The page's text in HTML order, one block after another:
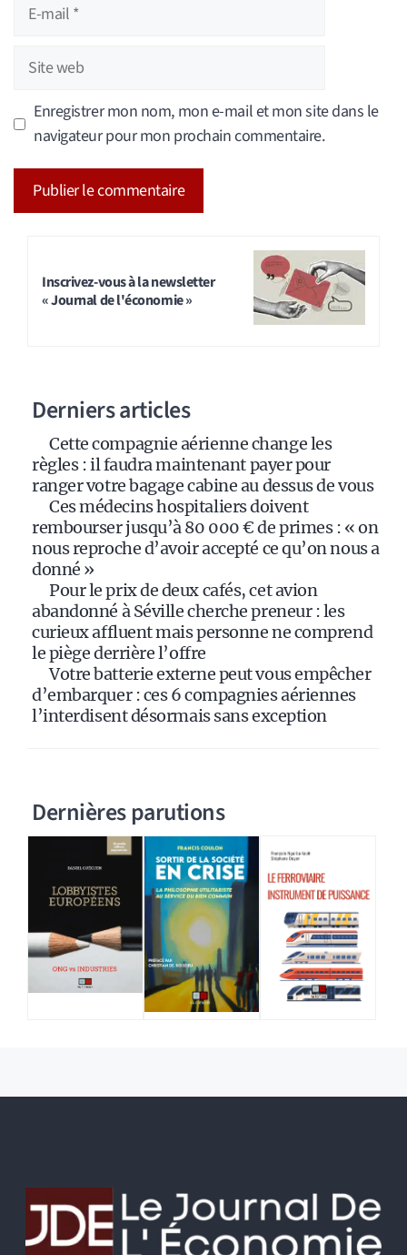
Site
Enregistrer mon nom, mon e-mail et mon site dans le
navigateur pour mon prochain commentaire.
Inscrivez-vous à la newsletter
« Journal de l'économie »
Derniers articles
Cette compagnie aérienne change les
règles : il faudra maintenant payer pour
ranger votre bagage cabine au dessus de vous
Ces médecins hospitaliers doivent
rembourser jusqu’à 80 000 € de primes : « on
nous reproche d’avoir accepté ce qu’on nous a
donné »
Pour le prix de deux cafés, cet avion
abandonné à Séville cherche preneur : les
curieux affluent mais personne ne comprend
le piège derrière l’offre
Votre batterie externe peut vous empêcher
d’embarquer : ces 6 compagnies aériennes
l’interdisent désormais sans exception
Dernières parutions